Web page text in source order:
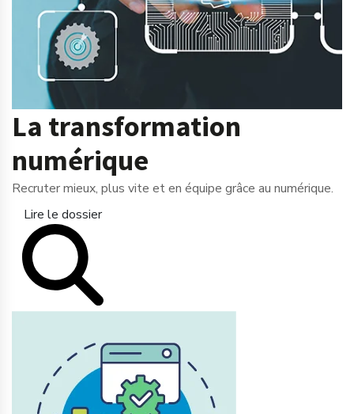
La transformation
numérique
Recruter mieux, plus vite et en équipe grâce au numérique.
Lire le dossier